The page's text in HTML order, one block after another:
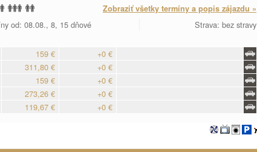
Zobraziť všetky termíny a popis zájazdu »
od: 08.08., 8, 15 dňové Strava: bez stravy
159 €
+0 €
311,80 €
+0 €
159 €
+0 €
273,26 €
+0 €
119,67 € +0 €